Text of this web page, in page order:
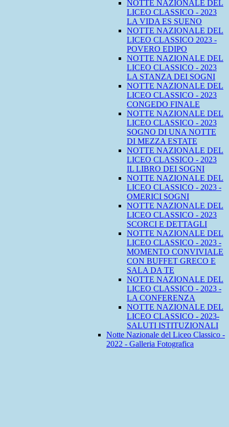
NOTTE NAZIONALE DEL
LICEO CLASSICO - 2023
LA VIDA ES SUENO
NOTTE NAZIONALE DEL
LICEO CLASSICO 2023 -
POVERO EDIPO
NOTTE NAZIONALE DEL
LICEO CLASSICO - 2023
LA STANZA DEI SOGNI
NOTTE NAZIONALE DEL
LICEO CLASSICO - 2023
CONGEDO FINALE
NOTTE NAZIONALE DEL
LICEO CLASSICO - 2023
SOGNO DI UNA NOTTE
DI MEZZA ESTATE
NOTTE NAZIONALE DEL
LICEO CLASSICO - 2023
IL LIBRO DEI SOGNI
NOTTE NAZIONALE DEL
LICEO CLASSICO - 2023 -
OMERICI SOGNI
NOTTE NAZIONALE DEL
LICEO CLASSICO - 2023
SCORCI E DETTAGLI
NOTTE NAZIONALE DEL
LICEO CLASSICO - 2023 -
MOMENTO CONVIVIALE
CON BUFFET GRECO E
SALA DA TE
NOTTE NAZIONALE DEL
LICEO CLASSICO - 2023 -
LA CONFERENZA
NOTTE NAZIONALE DEL
LICEO CLASSICO - 2023-
SALUTI ISTITUZIONALI
Notte Nazionale del Liceo Classico -
2022 - Galleria Fotografica